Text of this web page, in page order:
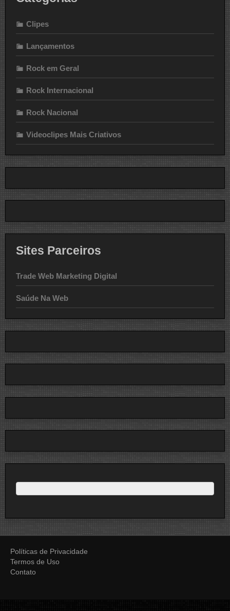
Clipes
Lançamentos
Rock em Geral
Rock Internacional
Rock Nacional
Videoclipes Mais Criativos
Sites Parceiros
Trade Web Marketing Digital
Saúde Na Web
Políticas de Privacidade
Termos de Uso
Contato